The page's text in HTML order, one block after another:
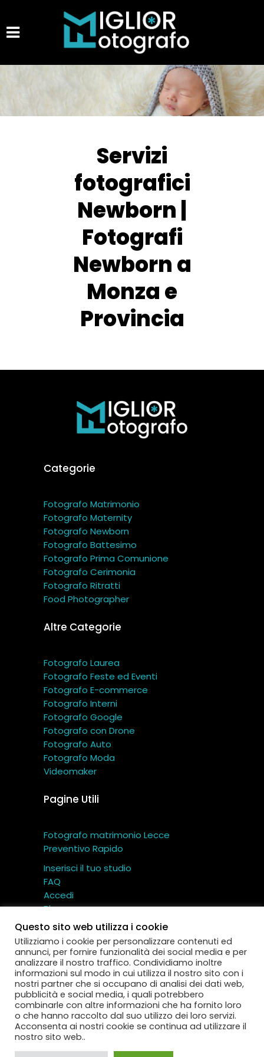
Servizi
fotografici
Newborn |
Fotografi
Newborn a
Monza e
Provincia
Categorie
Fotografo Matrimonio
Fotografo Maternity
Fotografo Newborn
Fotografo Battesimo
Fotografo Prima Comunione
Fotografo Cerimonia
Fotografo Ritratti
Food Photographer
Altre Categorie
Fotografo Laurea
Fotografo Feste ed Eventi
Fotografo E-commerce
Fotografo Interni
Fotografo Google
Fotografo con Drone
Fotografo Auto
Fotografo Moda
Videomaker
Pagine Utili
Fotografo matrimonio Lecce
Preventivo Rapido
Inserisci il tuo studio
FAQ
Accedi
Blog
Contatti
Miglior Fotografo – Cartotecnica TI.CI srl © Tutti i
diritti riservati
Via Gallo 12 – 73040 Aradeo (Lecce) – P.IVA:
IT04593130752
Termini e Condizioni
Policy
Questo sito web utilizza i cookie
Utilizziamo i cookie per personalizzare contenuti ed
annunci, per fornire funzionalità dei social media e per
analizzare il nostro traffico. Condividiamo inoltre
informazioni sul modo in cui utilizza il nostro sito con i
nostri partner che si occupano di analisi dei dati web,
pubblicità e social media, i quali potrebbero
combinarle con altre informazioni che ha fornito loro
o che hanno raccolto dal suo utilizzo dei loro servizi.
Acconsenta ai nostri cookie se continua ad utilizzare il
nostro sito web..